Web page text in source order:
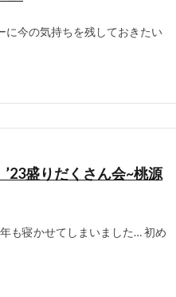
に今の気持ちを残しておきたい
盛りだくさん会~桃源
も寝かせてしまいました… 初め